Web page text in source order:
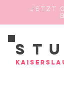
JETZT